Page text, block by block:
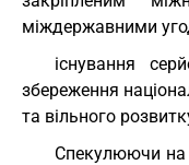
міждержавними
існування
збереження
та вільного
Спекулюючи на